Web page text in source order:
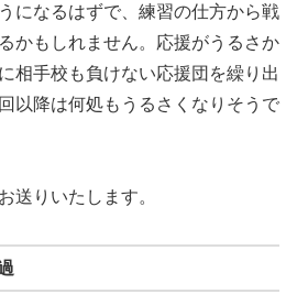
になるはずで、練習の仕方から戦
かもしれません。応援がうるさか
相手校も負けない応援団を繰り出
以降は何処もうるさくなりそうで
送りいたします。